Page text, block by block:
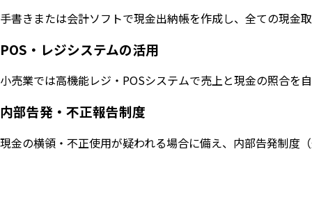
手書きまたは会計ソフトで現金出納帳を作成し、全ての現金
POS・レジシステムの活用
小売業では高機能レジ・POSシステムで売上と現金の照合を
内部告発・不正報告制度
現金の横領・不正使用が疑われる場合に備え、内部告発制度